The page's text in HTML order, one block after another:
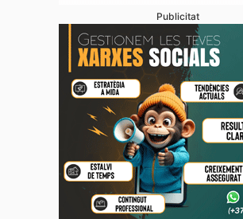
Publicitat